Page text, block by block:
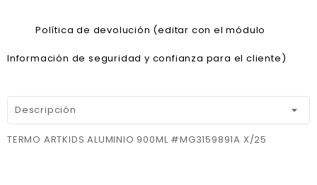
Política de devolución (editar con el módulo
Información de seguridad y confianza para el cliente)
Descripción
TERMO ARTKIDS ALUMINIO 900ML #MG3159891A X/25